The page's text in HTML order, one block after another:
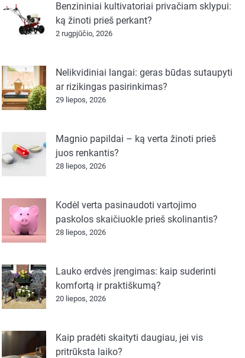
Benzininiai kultivatoriai privačiam sklypui:
ką žinoti prieš perkant?
2 rugpjūčio, 2026
Nelikvidiniai langai: geras būdas sutaupyti
ar rizikingas pasirinkimas?
29 liepos, 2026
Magnio papildai – ką verta žinoti prieš
juos renkantis?
28 liepos, 2026
Kodėl verta pasinaudoti vartojimo
paskolos skaičiuokle prieš skolinantis?
28 liepos, 2026
Lauko erdvės įrengimas: kaip suderinti
komfortą ir praktiškumą?
20 liepos, 2026
Kaip pradėti skaityti daugiau, jei vis
pritrūksta laiko?